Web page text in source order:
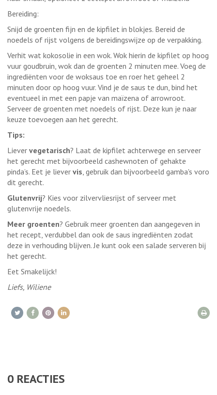
Bereiding:
Snijd de groenten fijn en de kipfilet in blokjes. Bereid de
noedels of rijst volgens de bereidingswijze op de verpakking.
Verhit wat kokosolie in een wok. Wok hierin de kipfilet op hoog
vuur goudbruin, wok dan de groenten 2 minuten mee. Voeg de
ingrediënten voor de woksaus toe en roer het geheel 2
minuten door op hoog vuur. Vind je de saus te dun, bind het
eventueel in met een papje van maïzena of arrowroot.
Serveer de groenten met noedels of rijst. Deze kun je naar
keuze toevoegen aan het gerecht.
Tips:
Liever vegetarisch? Laat de kipfilet achterwege en serveer
het gerecht met bijvoorbeeld cashewnoten of gehakte
pinda’s. Eet je liever vis , gebruik dan bijvoorbeeld gamba's voro
dit gerecht.
Glutenvrij? Kies voor zilvervliesrijst of serveer met
glutenvrije noedels.
Meer groenten? Gebruik meer groenten dan aangegeven in
het recept, verdubbel dan ook de saus ingrediënten zodat
deze in verhouding blijven. Je kunt ook een salade serveren bij
het gerecht.
Eet Smakelijck!
Liefs, Wiliene
0 REACTIES